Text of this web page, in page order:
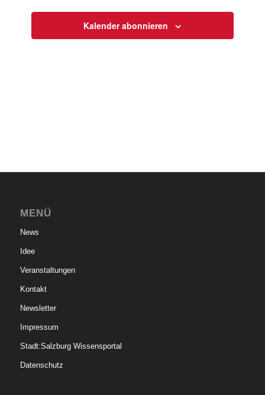
Kalender abonnieren
MENÜ
News
Idee
Veranstaltungen
Kontakt
Newsletter
Impressum
Stadt:Salzburg Wissensportal
Datenschutz